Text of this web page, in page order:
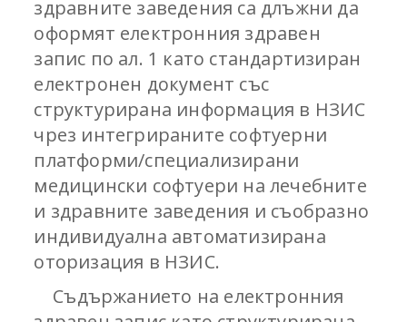
здравните заведения са длъжни да
оформят електронния здравен
запис по ал. 1 като стандартизиран
електронен документ със
структурирана информация в НЗИС
чрез интегрираните софтуерни
платформи/специализирани
медицински софтуери на лечебните
и здравните заведения и съобразно
индивидуална автоматизирана
оторизация в НЗИС.
Съдържанието на електронния